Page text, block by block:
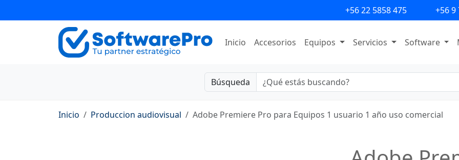
+56 22 5858 475 +56 9
Inicio Accesorios Equipos Servicios Software
Búsqueda
Inicio Produccion audiovisual Adobe Premiere Pro para Equipos 1 usuario 1 año uso comercial